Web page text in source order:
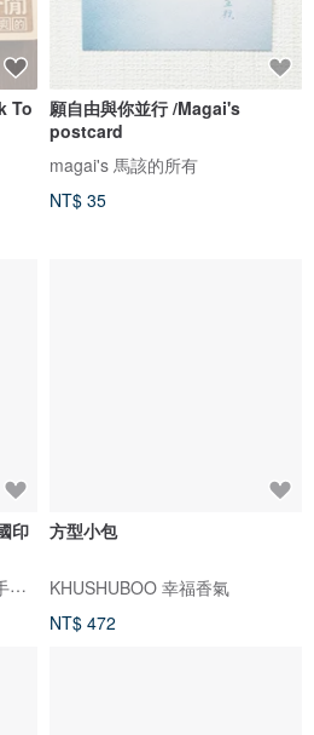
To
願自由與你並行 /Magai's
postcard
magai's 馬該的所有
NT$ 35
印
Happy Cycling Workshop - 手工單車小帽
方型小包
KHUSHUBOO 幸福香氣
NT$ 472